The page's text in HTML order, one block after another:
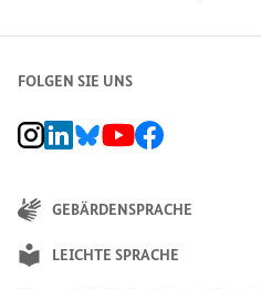
FOLGEN SIE UNS
BMZ Instagram-Kanal, Externer Link
BMZ LinkedIn
BMZ Bluesky-Seite, Externer
BMZ Youtube-Kanal,
BMZ Facebook-
GEBÄRDENSPRACHE
LEICHTE SPRACHE